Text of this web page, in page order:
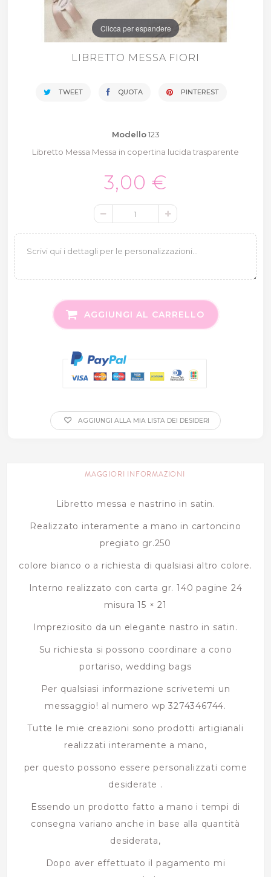
Clicca per espandere
LIBRETTO MESSA FIORI
TWEET QUOTA PINTEREST
Modello 123
Libretto Messa Messa in copertina lucida trasparente
3,00 €
AGGIUNGI AL CARRELLO
AGGIUNGI ALLA MIA LISTA DEI DESIDERI
MAGGIORI INFORMAZIONI
Libretto messa e nastrino in satin.
Realizzato interamente a mano in cartoncino
pregiato gr.250
colore bianco o a richiesta di qualsiasi altro colore.
Interno realizzato con carta gr. 140 pagine 24
misura 15 × 21
Impreziosito da un elegante nastro in satin.
Su richiesta si possono coordinare a cono
portariso, wedding bags
Per qualsiasi informazione scrivetemi un
messaggio! al numero wp 3274346744.
Tutte le mie creazioni sono prodotti artigianali
realizzati interamente a mano,
per questo possono essere personalizzati come
desiderate .
Essendo un prodotto fatto a mano i tempi di
consegna variano anche in base alla quantità
desiderata,
Dopo aver effettuato il pagamento mi